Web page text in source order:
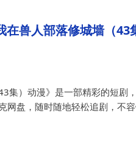
在兽人部落修城墙（43
集）动漫》是一部精彩的短
网盘，随时随地轻松追剧，不容